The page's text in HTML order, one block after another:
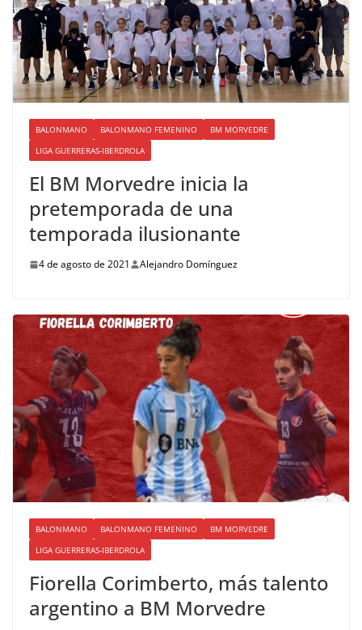
BALONMANO BALONMANO FEMENINO
BM MORVEDRE
LIGA GUERRERAS-IBERDROLA
El BM Morvedre inicia la
pretemporada de una
temporada ilusionante
4 de agosto de 2021 Alejandro Domínguez
BALONMANO BALONMANO FEMENINO
BM MORVEDRE
LIGA GUERRERAS-IBERDROLA
Fiorella Corimberto, más talento
argentino a BM Morvedre